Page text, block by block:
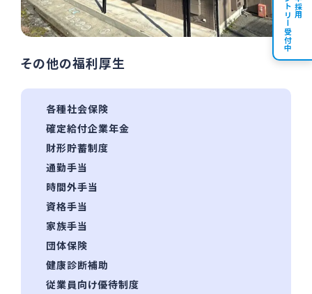
その他の福利厚生
各種社会保険
確定給付企業年⾦
財形貯蓄制度
通勤手当
時間外⼿当
資格手当
家族⼿当
団体保険
健康診断補助
従業員向け優待制度
エントリー受付中